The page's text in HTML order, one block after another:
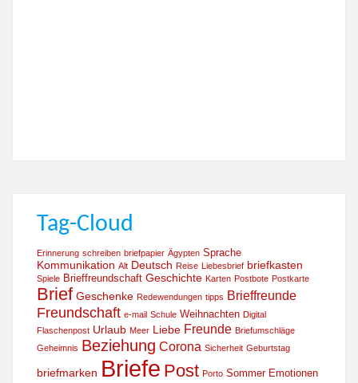
Tag-Cloud
Erinnerung schreiben briefpapier Ägypten Sprache
Kommunikation Alt Deutsch Reise Liebesbrief briefkasten
Spiele Brieffreundschaft Geschichte Karten Postbote Postkarte
Brief Geschenke Redewendungen tipps Brieffreunde
Freundschaft e-mail Schule Weihnachten Digital
Flaschenpost Urlaub Meer Liebe Freunde Briefumschläge
Geheimnis Beziehung Corona Sicherheit Geburtstag
briefmarken Briefe Post Porto Sommer Emotionen